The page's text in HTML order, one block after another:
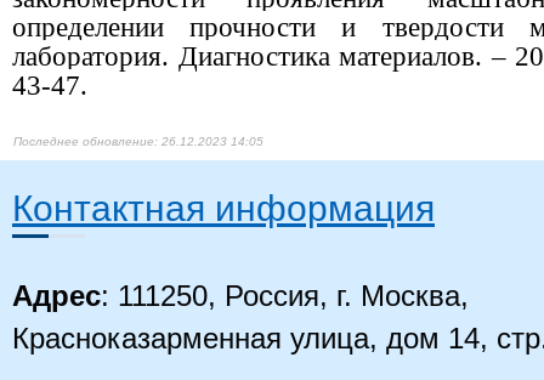
определении прочности и твердости
лаборатория. Диагностика материалов.
43-47.​
26.12.2023 14:05
Контактная информация
Адрес: 111250, Россия, г. Москва,
Красноказарменная улица, дом 14,